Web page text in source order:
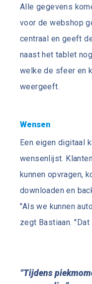
Alle gegevens
voor de webshop
centraal en geeft
naast het tablet
welke de sfeer en
weergeeft.
Wensen
Een eigen digitaal
wensenlijst.
kunnen opvragen,
downloaden en
''Als we kunnen
zegt Bastiaan.
“Tijdens